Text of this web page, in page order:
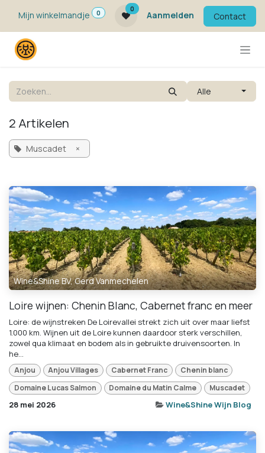
Mijn winkelmandje
0
0
Aanmelden Contact
Alle
2 Artikelen
Muscadet ×
Wine&Shine BV, Gerd Vanmechelen
Loire wijnen: Chenin Blanc, Cabernet franc en meer
Loire: de wijnstreken De Loirevallei strekt zich uit over maar liefst
1.000 km. Wijnen uit de Loire kunnen daardoor sterk verschillen,
zowel qua klimaat en bodem als in gebruikte druivensoorten. In
he...
Anjou Anjou Villages Cabernet Franc
Chenin blanc
Domaine Lucas Salmon
Domaine du Matin Calme Muscadet
28 mei 2026 Wine&Shine Wijn Blog